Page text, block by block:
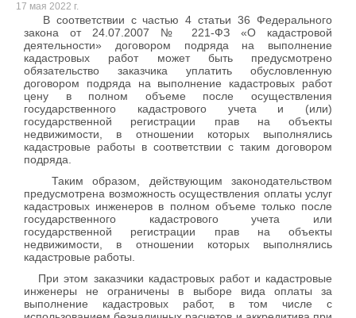
17 мая 2022 г.
В соответствии с частью 4 статьи 36 Федерального
закона от 24.07.2007 № 221-ФЗ «О кадастровой
деятельности» договором подряда на выполнение
кадастровых работ может быть предусмотрено
обязательство заказчика уплатить обусловленную
договором подряда на выполнение кадастровых работ
цену в полном объеме после осуществления
государственного кадастрового учета и (или)
государственной регистрации прав на объекты
недвижимости, в отношении которых выполнялись
кадастровые работы в соответствии с таким договором
подряда.
Таким образом, действующим законодательством
предусмотрена возможность осуществления оплаты услуг
кадастровых инженеров в полном объеме только после
государственного кадастрового учета или
государственной регистрации прав на объекты
недвижимости, в отношении которых выполнялись
кадастровые работы.
При этом заказчики кадастровых работ и кадастровые
инженеры не ограничены в выборе вида оплаты за
выполнение кадастровых работ, в том числе с